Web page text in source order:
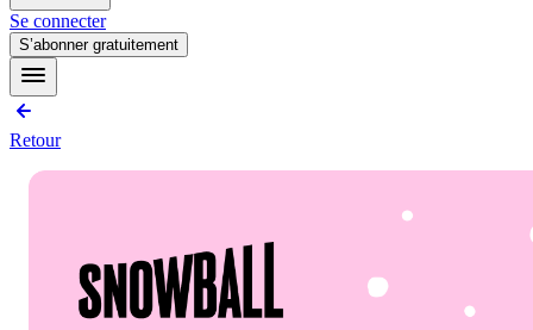
Se connecter
S’abonner gratuitement
Retour